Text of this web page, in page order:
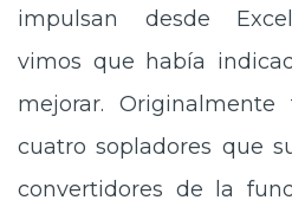
impulsan desde
vimos que había
mejorar. Originalmente
cuatro sopladores que
convertidores de la